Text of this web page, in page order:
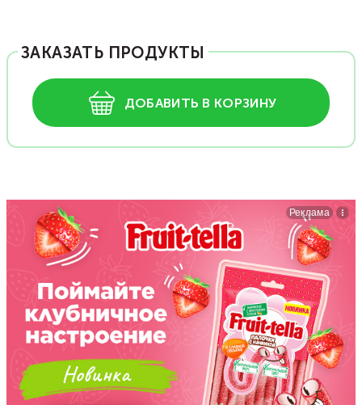
ЗАКАЗАТЬ ПРОДУКТЫ
ДОБАВИТЬ В КОРЗИНУ